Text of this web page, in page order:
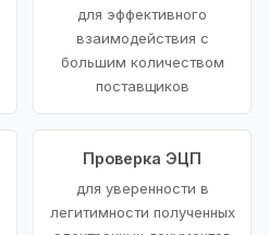
для эффективного
взаимодействия с
большим количеством
поставщиков
Проверка ЭЦП
для уверенности в
легитимности полученных